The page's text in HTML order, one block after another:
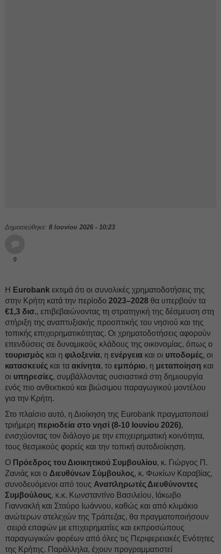
Δημοσιεύθηκε: 8 Ιουνίου 2026 - 10:23
0
Η Eurobank εκτιμά ότι οι συνολικές χρηματοδοτήσεις της
στην Κρήτη κατά την περίοδο 2023–2028 θα υπερβούν τα
€1,3 δισ., επιβεβαιώνοντας τη στρατηγική της δέσμευση στη
στήριξη της αναπτυξιακής προοπτικής του νησιού και της
τοπικής επιχειρηματικότητας. Οι χρηματοδοτήσεις αφορούν
επενδύσεις σε δυναμικούς κλάδους της οικονομίας, όπως ο
τουρισμός και η φιλοξενία, η ενέργεια και οι υποδομές, οι
κατασκευές και τα ακίνητα, το εμπόριο, η μεταποίηση και
οι υπηρεσίες, συμβάλλοντας ουσιαστικά στη δημιουργία
ενός πιο ανθεκτικού και βιώσιμου παραγωγικού μοντέλου
για την Κρήτη.
Στο πλαίσιο αυτό, η Διοίκηση της Eurobank πραγματοποιεί
τριήμερη περιοδεία στο νησί (8-10 Ιουνίου 2026),
ενισχύοντας τον διάλογο με την επιχειρηματική κοινότητα,
τους θεσμικούς φορείς και την τοπική αυτοδιοίκηση.
Ο Πρόεδρος του Διοικητικού Συμβουλίου, κ. Γιώργος Π.
Ζανιάς και ο Διευθύνων Σύμβουλος, κ. Φωκίων Καραβίας,
συνοδευόμενοι από τους Αναπληρωτές Διευθύνοντες
Συμβούλους, κ.κ. Κωνσταντίνο Βασιλείου, Ιάκωβο
Γιαννακλή και Σταύρο Ιωάννου, καθώς και από κλιμάκιο
ανώτερων στελεχών της Τράπεζας, θα πραγματοποιήσουν
σειρά επαφών με επιχειρηματίες και εκπροσώπους
παραγωγικών φορέων από όλες τις Περιφερειακές Ενότητες
της Κρήτης. Παράλληλα, έχουν προγραμματιστεί